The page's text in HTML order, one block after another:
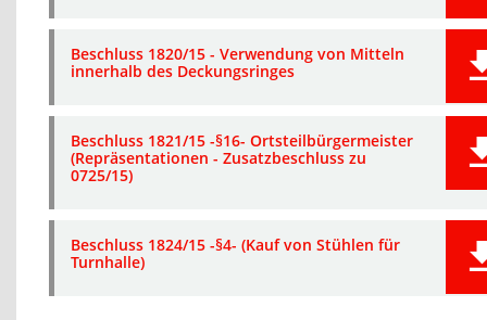
Beschluss 1820/15 - Verwendung von Mitteln
innerhalb des Deckungsringes
Beschluss 1821/15 -§16- Ortsteilbürgermeister
(Repräsentationen - Zusatzbeschluss zu
0725/15)
Beschluss 1824/15 -§4- (Kauf von Stühlen für
Turnhalle)